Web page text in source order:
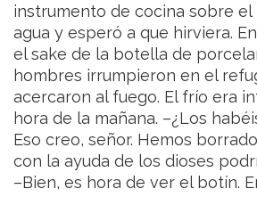
instrumento de cocina sobre el
agua y esperó a que hirviera.
el sake de la botella de
hombres irrumpieron en el
acercaron al fuego. El frío era
hora de la mañana. –¿Los
Eso creo, señor. Hemos
con la ayuda de los dioses
–Bien, es hora de ver el botín.